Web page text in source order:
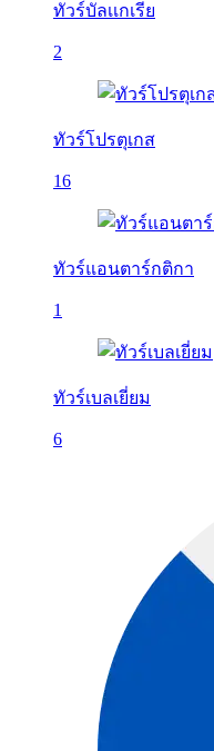
ทัวร์บัลเเกเรีย
2
ทัวร์โปรตุเกส
16
ทัวร์แอนตาร์กติกา
1
ทัวร์เบลเยี่ยม
6